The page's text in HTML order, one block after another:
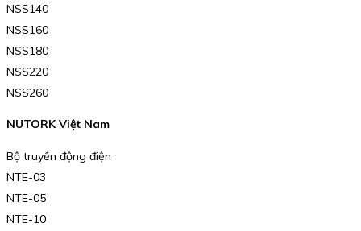
NSS140
NSS160
NSS180
NSS220
NSS260
NUTORK Việt Nam
Bộ truyền động điện
NTE-03
NTE-05
NTE-10